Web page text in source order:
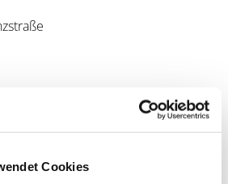
Cookies
Spanisch, Italienisch,
Dänisch, Russisch und